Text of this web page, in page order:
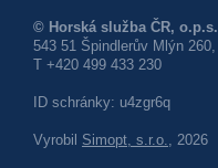
© Horská služba ČR, o.p.s.
543 51 Špindlerův Mlýn 260,
T +420 499 433 230
ID schránky: u4zgr6q
Vyrobil Simopt, s.r.o., 2026